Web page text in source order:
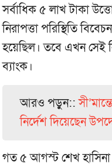
সর্বাধিক ৫ লাখ টাকা
নিরাপত্তা পরিস্থিতি
হয়েছিল। তবে এখন সেই
ব্যাংক।
আরও পড়ুন::
নির্দেশ দিয়েছেন
গত ৫ আগস্ট শেখ